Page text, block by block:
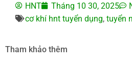
HNT Tháng 10 30, 2025
cơ khí hnt tuyển dụng, tuyển
Tham khảo thêm